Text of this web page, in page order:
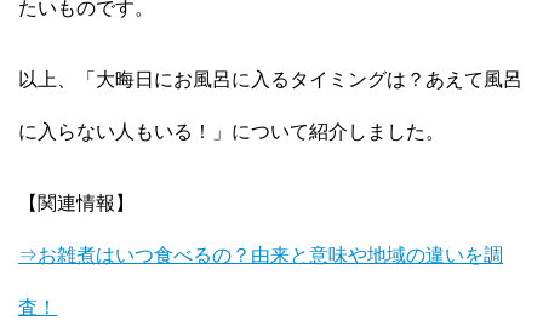
たいものです。
以上、「大晦日にお風呂に入るタイミングは？あえて風呂
に入らない人もいる！」について紹介しました。
【関連情報】
⇒お雑煮はいつ食べるの？由来と意味や地域の違いを調
査！